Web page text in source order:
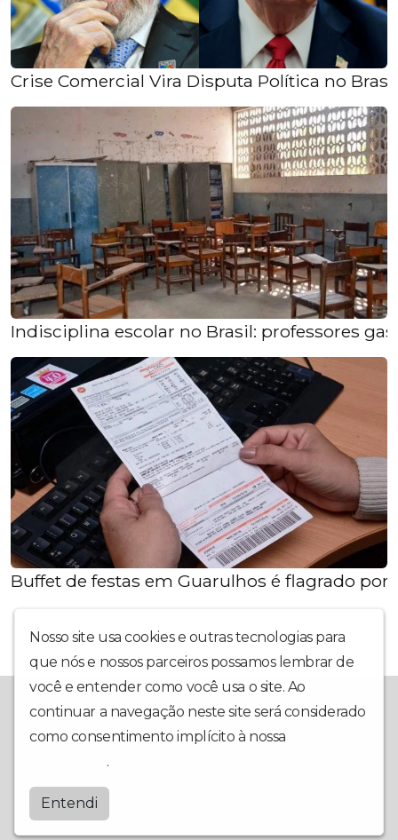
Crise Comercial Vira Disputa Política no Brasil
Indisciplina escolar no Brasil: professores
Buffet de festas em Guarulhos é flagrado por
Nosso site usa cookies e outras tecnologias para
que nós e nossos parceiros possamos lembrar de
você e entender como você usa o site. Ao
continuar a navegação neste site será considerado
como consentimento implícito à nossa
.
Entendi
programação interativa, muita informação, música e utilidade
pública, nosso foco é ter você em primeiro lugar. Conte com a